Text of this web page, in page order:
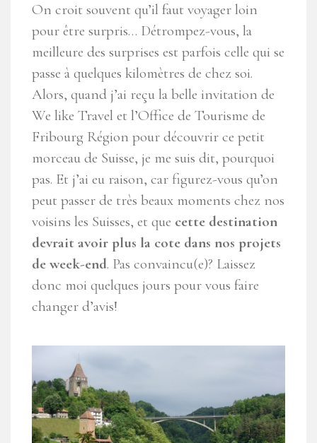
On croit souvent qu’il faut voyager loin
pour être surpris… Détrompez-vous, la
meilleure des surprises est parfois celle qui se
passe à quelques kilomètres de chez soi.
Alors, quand j’ai reçu la belle invitation de
We like Travel et l’Office de Tourisme de
Fribourg Région pour découvrir ce petit
morceau de Suisse, je me suis dit, pourquoi
pas. Et j’ai eu raison, car figurez-vous qu’on
peut passer de très beaux moments chez nos
voisins les Suisses, et que cette destination
devrait avoir plus la cote dans nos projets
de week-end. Pas convaincu(e)? Laissez
donc moi quelques jours pour vous faire
changer d’avis!